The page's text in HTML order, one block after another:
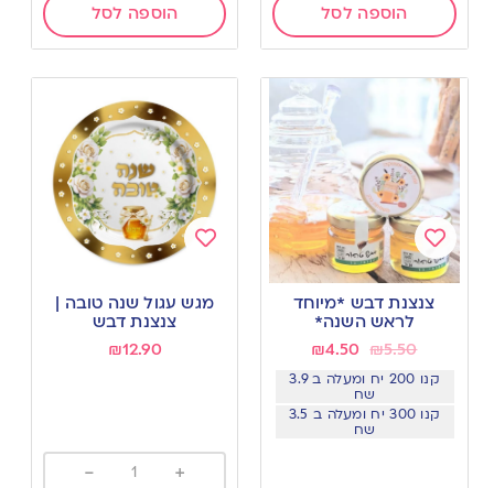
הוספה לסל הוספה לסל
Add
wishlist
צנצנת דבש *מיוחד
לראש השנה*
₪5.50
₪4.50
קנו 200 יח ומעלה ב 3.9
שח
קנו 300 יח ומעלה ב 3.5
שח
to
wishlist
מגש עגול שנה טובה |
צנצנת דבש
₪12.90
+
-